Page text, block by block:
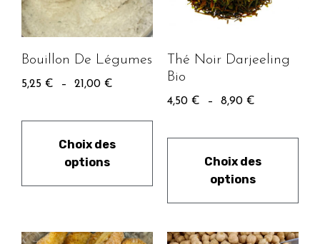
Bouillon De Légumes
5,25 € – 21,00 €
Choix des
options
Thé Noir Darjeeling
Bio
4,50 € – 8,90 €
Choix des
options